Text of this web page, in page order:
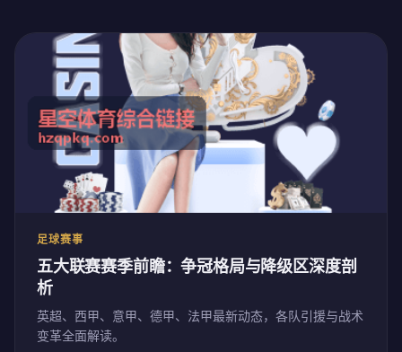
足球赛事
五大联赛赛季前瞻：争冠格局与降级区深度剖
析
英超、西甲、意甲、德甲、法甲最新动态，各队引援与战术
变革全面解读。